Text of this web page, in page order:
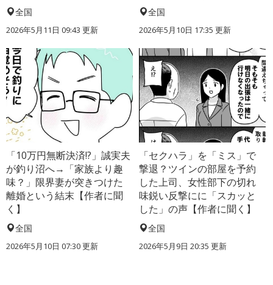
全国
2026年5月11日 09:43 更新
全国
2026年5月10日 17:35 更新
「10万円無断決済!?」誠実夫
が釣り沼へ→「家族より趣
味？」限界妻が突きつけた
離婚という結末【作者に聞
く】
全国
2026年5月10日 07:30 更新
「セクハラ」を「ミス」で
撃退？ツインの部屋を予約
した上司、女性部下の切れ
味鋭い反撃にに「スカッと
した」の声【作者に聞く】
全国
2026年5月9日 20:35 更新